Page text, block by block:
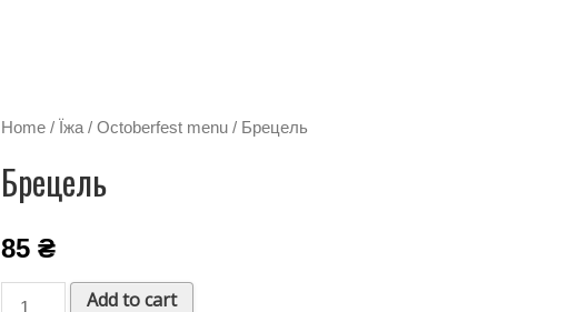
Home/ Їжа/ Octoberfest menu/ Брецель
Брецель
85 ₴
Add to cart